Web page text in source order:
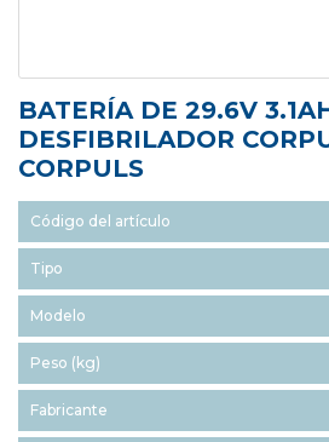
BATERÍA DE 29.6V
DESFIBRILADOR
CORPULS
Código del artículo
Tipo
Modelo
Peso (kg)
Fabricante